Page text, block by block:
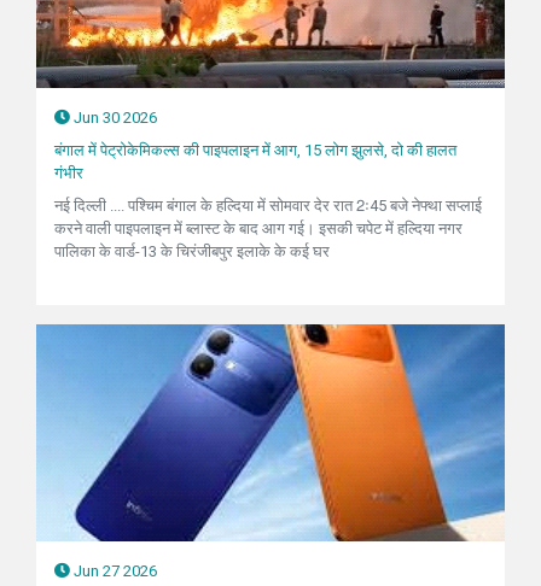
Jun 30 2026
बंगाल में पेट्रोकेमिकल्स की पाइपलाइन में आग, 15 लोग झुलसे, दो की हालत
गंभीर
नई दिल्ली .... पश्चिम बंगाल के हल्दिया में सोमवार देर रात 2ः45 बजे नेफ्था सप्लाई
करने वाली पाइपलाइन में ब्लास्ट के बाद आग गई। इसकी चपेट में हल्दिया नगर
पालिका के वार्ड-13 के चिरंजीबपुर इलाके के कई घर
Jun 27 2026